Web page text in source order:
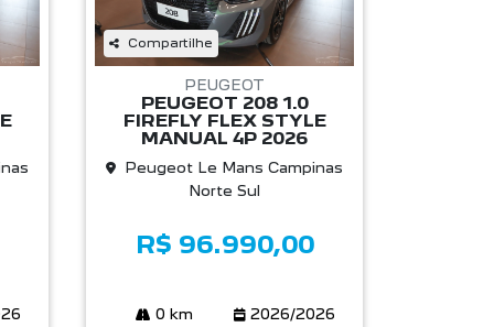
Compartilhe
PEUGEOT
PEUGEOT 208 1.0
FIREFLY FLEX STYLE
MANUAL 4P 2026
Peugeot Le Mans Campinas
Norte Sul
R$ 96.990,00
0 km 2026/2026